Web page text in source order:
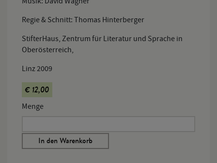
Regie & Schnitt: Thomas Hinterberger
StifterHaus, Zentrum für Literatur und Sprache in
Oberösterreich,
Linz 2009
€ 12,00
Menge
In den Warenkorb